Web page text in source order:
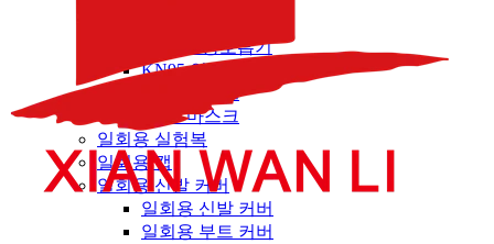
FFP3 인공호흡기
KN95 인공호흡기
KF94 마스크
KP95 마스크
일회용 실험복
일회용 캡
일회용 신발 커버
일회용 신발 커버
일회용 부트 커버